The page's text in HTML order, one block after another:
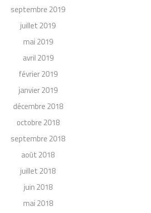
septembre 2019
juillet 2019
mai 2019
avril 2019
février 2019
janvier 2019
décembre 2018
octobre 2018
septembre 2018
août 2018
juillet 2018
juin 2018
mai 2018